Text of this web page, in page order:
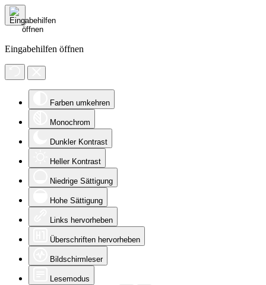
Eingabehilfen öffnen
Farben umkehren
Monochrom
Dunkler Kontrast
Heller Kontrast
Niedrige Sättigung
Hohe Sättigung
Links hervorheben
Überschriften hervorheben
Bildschirmleser
Lesemodus